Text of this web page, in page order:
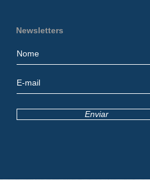
Enviar
Newsletters